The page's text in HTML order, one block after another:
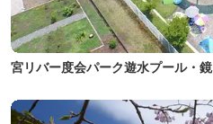
宮リバー度会パーク遊水プール・鏡